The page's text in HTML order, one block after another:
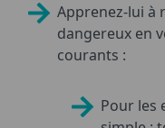
Apprenez-lui à
dangereux en
courants :
Pour les